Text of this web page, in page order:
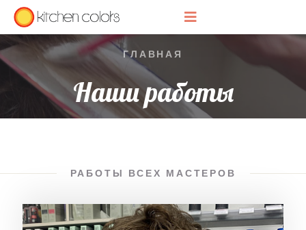
ГЛАВНАЯ
Наши работы
РАБОТЫ ВСЕХ МАСТЕРОВ